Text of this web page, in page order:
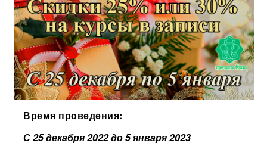
Время проведения:
С 25 декабря 2022 до 5 января 2023